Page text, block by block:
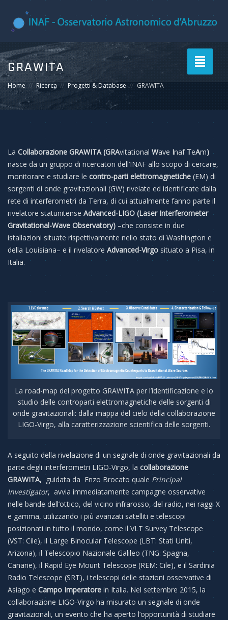
Toggle
GRAWITA
Home Ricerca Progetti & Database GRAWITA
La Collaborazione GRAWITA (GRAvitational Wave InafTeAm)
nasce da un gruppo di ricercatori dell’INAF allo scopo di cercare,
monitorare e studiare le contro-parti elettromagnetiche (EM) di
sorgenti di onde gravitazionali (GW) rivelate ed identificate dalla
rete di interferometri da Terra, di cui attualmente fanno parte il
rivelatore statunitense Advanced-LIGO (Laser Interferometer
Gravitational-Wave Observatory) –che consiste in due
istallazioni situate rispettivamente nello stato di Washington e
della Louisiana– e il rivelatore Advanced-Virgo situato a Pisa, in
Italia.
La road-map del progetto GRAWITA per l’identificazione e lo
studio delle controparti elettromagnetiche delle sorgenti di
onde gravitazionali: dalla mappa del cielo della collaborazione
LIGO-Virgo, alla caratterizzazione scientifica delle sorgenti.
A seguito della rivelazione di un segnale di onde gravitazionali da
parte degli interferometri LIGO-Virgo, la collaborazione
GRAWITA, guidata da Enzo Brocato quale Principal
Investigator, avvia immediatamente campagne osservative
nelle bande dell’ottico, del vicino infrarosso, del radio, nei raggi X
e gamma, utilizzando i più avanzati satelliti e telescopi
posizionati in tutto il mondo, come il VLT Survey Telescope
(VST: Cile), il Large Binocular Telescope (LBT: Stati Uniti,
Arizona), il Telescopio Nazionale Galileo (TNG: Spagna,
Canarie), il Rapid Eye Mount Telescope (REM: Cile), e il Sardinia
Radio Telescope (SRT), i telescopi delle stazioni osservative di
Asiago e Campo Imperatore in Italia. Nel settembre 2015, la
collaborazione LIGO-Virgo ha misurato un segnale di onde
gravitazionali, un evento che ha aperto l’opportunità di studiare